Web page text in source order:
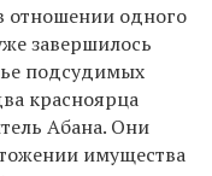
отношении одного
завершилось
подсудимых
красноярца
Абана. Они
имущества